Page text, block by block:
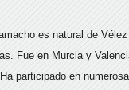
es natural de
Fue en Murcia y
participado en